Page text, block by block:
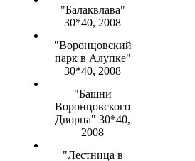
"Балаквлава"
30*40, 2008
"Воронцовский
парк в Алупке"
30*40, 2008
"Башни
Воронцовского
Дворца" 30*40,
2008
"Лестница в